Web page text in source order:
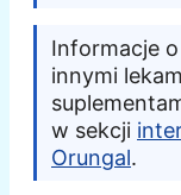
Informacje o
innymi
w sekcji
Orungal.